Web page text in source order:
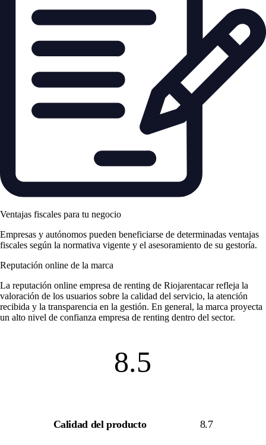
Ventajas fiscales para tu negocio
Empresas y autónomos pueden beneficiarse de determinadas ventajas
fiscales según la normativa vigente y el asesoramiento de su gestoría.
Reputación online de la marca
La reputación online empresa de renting de Riojarentacar refleja la
valoración de los usuarios sobre la calidad del servicio, la atención
recibida y la transparencia en la gestión. En general, la marca proyecta
un alto nivel de confianza empresa de renting dentro del sector.
8.5
Calidad del producto 8.7